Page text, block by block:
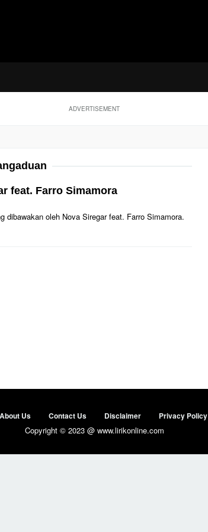
ADVERTISEMENT
feat. Farro Simamora
dibawakan oleh Nova Siregar feat. Farro Simamora.
About Us Contact Us Disclaimer Privacy Policy
Copyright © 2023 @ www.lirikonline.com